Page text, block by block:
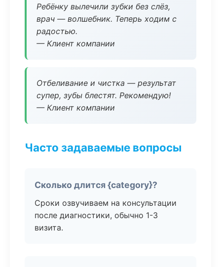
Ребёнку вылечили зубки без слёз,
врач — волшебник. Теперь ходим с
радостью.
— Клиент компании
Отбеливание и чистка — результат
супер, зубы блестят. Рекомендую!
— Клиент компании
Часто задаваемые вопросы
Сколько длится {category}?
Сроки озвучиваем на консультации
после диагностики, обычно 1-3
визита.